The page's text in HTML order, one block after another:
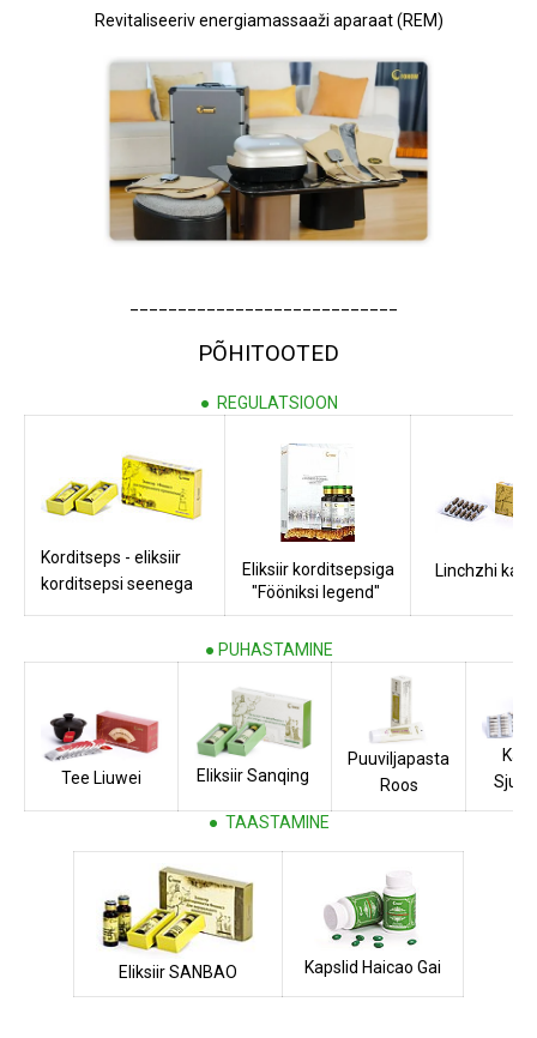
Revitaliseeriv energiamassaaži aparaat (REM)
PÕHITOOTED
● REGULATSIOON
Korditseps - eliksiir
korditsepsi seenega
Eliksiir korditsepsiga
"Fööniksi legend"
Linchzhi
● PUHASTAMINE
Tee Liuwei Eliksiir Sanqing
Puuviljapasta
Roos
● TAASTAMINE
Eliksiir SANBAO Kapslid Haicao Gai